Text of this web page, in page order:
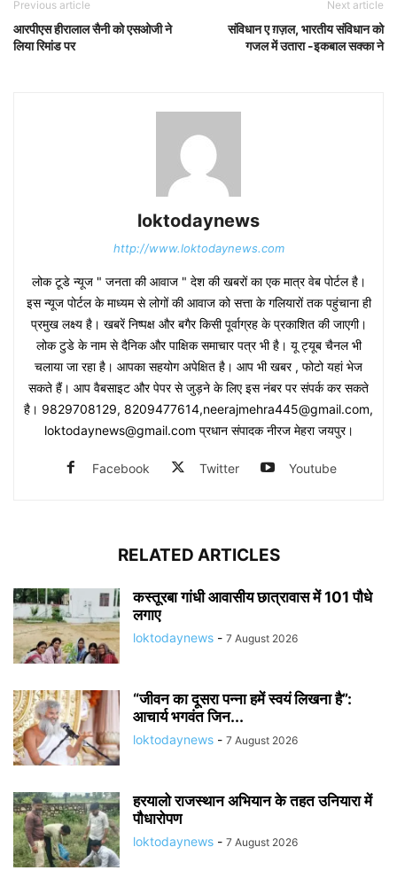
Previous article
आरपीएस हीरालाल सैनी को एसओजी ने
लिया रिमांड पर
Next article
संविधान ए ग़ज़ल, भारतीय संविधान को
गजल में उतारा -इकबाल सक्का ने
loktodaynews
http://www.loktodaynews.com
लोक टूडे न्यूज " जनता की आवाज " देश की खबरों का एक मात्र वेब पोर्टल है।
इस न्यूज पोर्टल के माध्यम से लोगों की आवाज को सत्ता के गलियारों तक पहुंचाना ही
प्रमुख लक्ष्य है। खबरें निष्पक्ष और बगैर किसी पूर्वाग्रह के प्रकाशित की जाएगी।
लोक टुडे के नाम से दैनिक और पाक्षिक समाचार पत्र भी है। यू ट्यूब चैनल भी
चलाया जा रहा है। आपका सहयोग अपेक्षित है। आप भी खबर , फोटो यहां भेज
सकते हैं। आप वैबसाइट और पेपर से जुड़ने के लिए इस नंबर पर संपर्क कर सकते
है। 9829708129, 8209477614,neerajmehra445@gmail.com,
loktodaynews@gmail.com प्रधान संपादक नीरज मेहरा जयपुर।
Facebook Twitter Youtube
RELATED ARTICLES
कस्तूरबा गांधी आवासीय छात्रावास में 101 पौधे
लगाए
loktodaynews - 7 August 2026
“जीवन का दूसरा पन्ना हमें स्वयं लिखना है”:
आचार्य भगवंत जिन...
loktodaynews - 7 August 2026
हरयालो राजस्थान अभियान के तहत उनियारा में
पौधारोपण
loktodaynews - 7 August 2026